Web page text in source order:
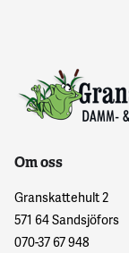
Om oss
Granskattehult 2
571 64 Sandsjöfors
070-37 67 948